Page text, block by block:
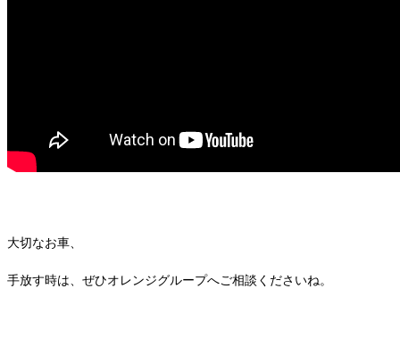
大切なお車、
手放す時は、 ぜひオレンジグループへご相談くださいね。